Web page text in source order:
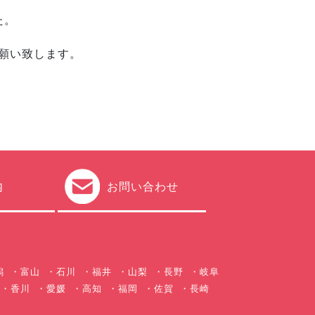
致します。
お問い合わせ
富山 石川 福井 山梨 長野
岐阜
香川
愛媛 高知 福岡 佐賀 長崎